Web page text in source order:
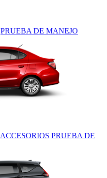
PRUEBA DE MANEJO
ACCESORIOS PRUEBA DE